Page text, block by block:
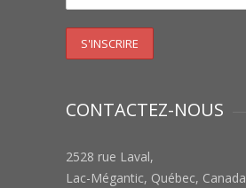
CONTACTEZ-NOUS
2528 rue Laval,
Lac-Mégantic, Québec, Canada